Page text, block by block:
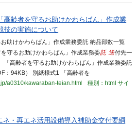
高齢者を守るお助けかわらばん」作成業
技の実施について
助けかわらばん」作成業務委託 納品部数一覧
を守るお助けかわらばん」作成業務委託 送付先一
「高齢者を守るお助けかわらばん」作成業務委託
：94KB） 別紙様式1 「高齢者を
a0310/kawaraban-teian.html
種別：html サイ
ネ・再エネ活用設備導入補助金交付要綱